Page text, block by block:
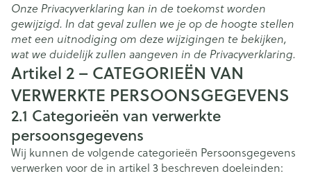
Onze Privacyverklaring kan in de toekomst worden
gewijzigd. In dat geval zullen we je op de hoogte stellen
met een uitnodiging om deze wijzigingen te bekijken,
wat we duidelijk zullen aangeven in de Privacyverklaring.
Artikel 2 – CATEGORIEËN VAN
VERWERKTE PERSOONSGEGEVENS
2.1 Categorieën van verwerkte
persoonsgegevens
Wij kunnen de volgende categorieën Persoonsgegevens
verwerken voor de in artikel 3 beschreven doeleinden: